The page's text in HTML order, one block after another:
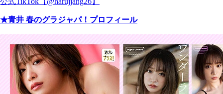
★青井 春のグラジャパ！プロフィール